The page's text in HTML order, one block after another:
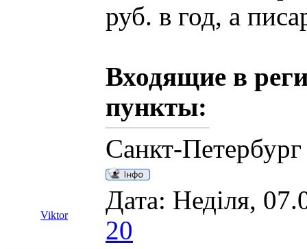
руб. в год, а
Входящие в
пункты:
Санкт-Петербург
Viktor
Дата: Неділя,
20